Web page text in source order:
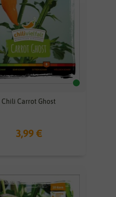
Chili Carrot Ghost
3,99 €